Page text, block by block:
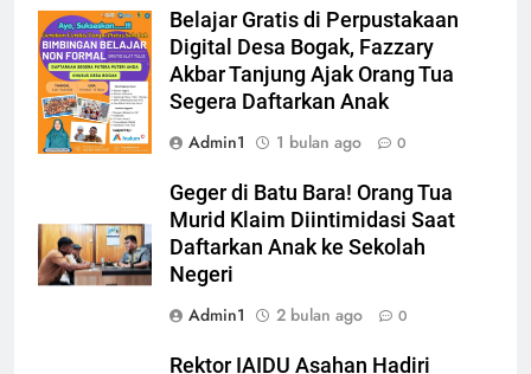
Belajar Gratis di Perpustakaan
Digital Desa Bogak, Fazzary
Akbar Tanjung Ajak Orang Tua
Segera Daftarkan Anak
Admin1
1 bulan ago 0
Geger di Batu Bara! Orang Tua
Murid Klaim Diintimidasi Saat
Daftarkan Anak ke Sekolah
Negeri
Admin1
2 bulan ago 0
Rektor IAIDU Asahan Hadiri